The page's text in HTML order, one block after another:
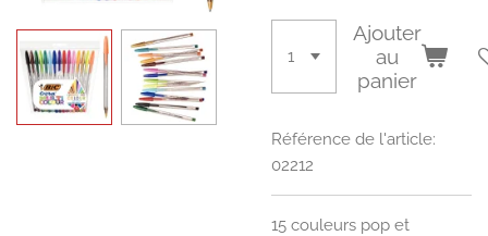
Ajouter
au
panier
Référence de l'article:
02212
15 couleurs pop et